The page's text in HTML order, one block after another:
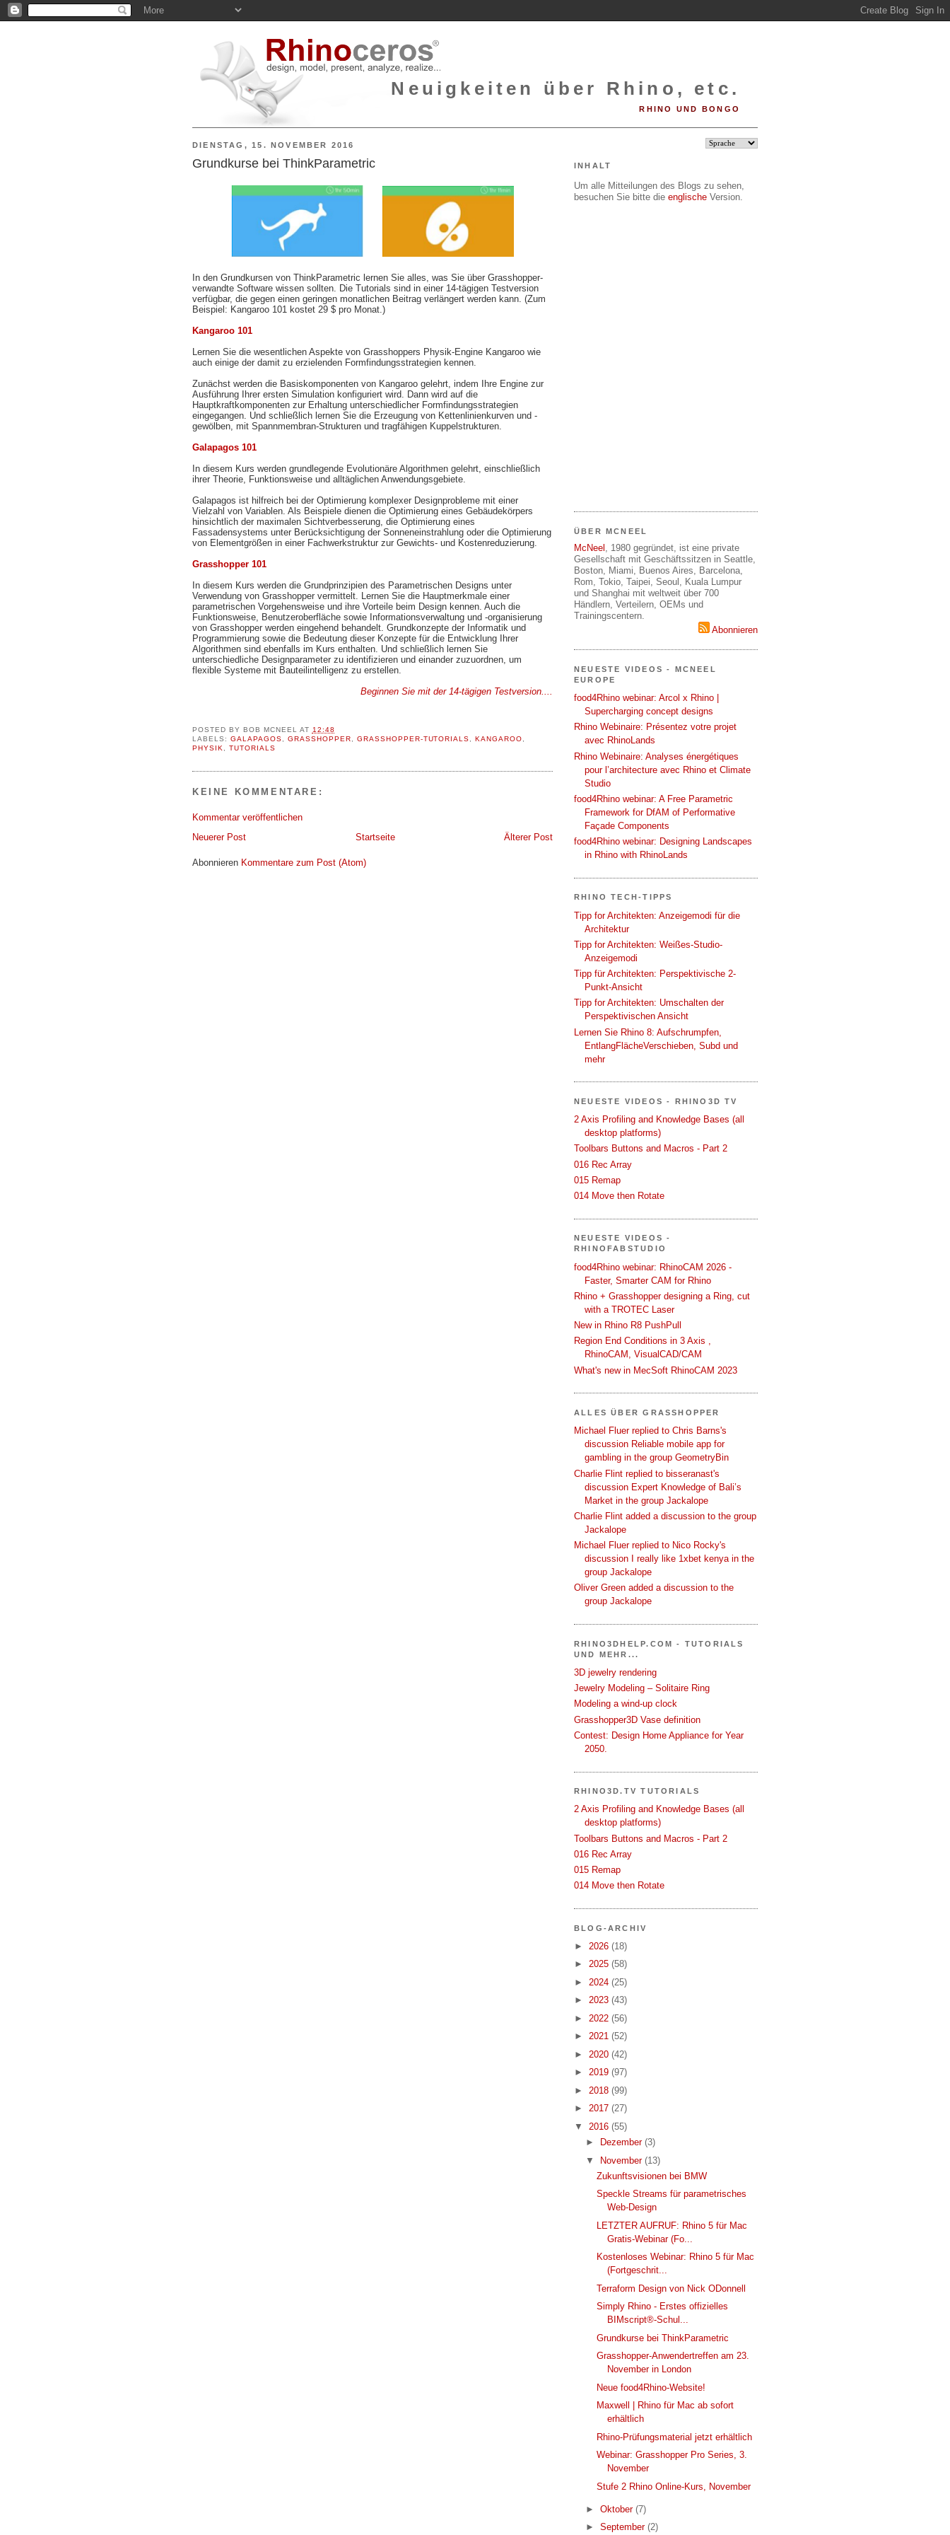
Neuigkeiten über Rhino, etc.
RHINO UND BONGO
DIENSTAG, 15. NOVEMBER 2016
Grundkurse bei ThinkParametric
In den Grundkursen von ThinkParametric lernen Sie alles, was Sie über Grasshopper-
verwandte Software wissen sollten. Die Tutorials sind in einer 14-tägigen Testversion
verfügbar, die gegen einen geringen monatlichen Beitrag verlängert werden kann. (Zum
Beispiel: Kangaroo 101 kostet 29 $ pro Monat.)
Kangaroo 101
Lernen Sie die wesentlichen Aspekte von Grasshoppers Physik-Engine Kangaroo wie
auch einige der damit zu erzielenden Formfindungsstrategien kennen.
Zunächst werden die Basiskomponenten von Kangaroo gelehrt, indem Ihre Engine zur
Ausführung Ihrer ersten Simulation konfiguriert wird. Dann wird auf die
Hauptkraftkomponenten zur Erhaltung unterschiedlicher Formfindungsstrategien
eingegangen. Und schließlich lernen Sie die Erzeugung von Kettenlinienkurven und -
gewölben, mit Spannmembran-Strukturen und tragfähigen Kuppelstrukturen.
Galapagos 101
In diesem Kurs werden grundlegende Evolutionäre Algorithmen gelehrt, einschließlich
ihrer Theorie, Funktionsweise und alltäglichen Anwendungsgebiete.
Galapagos ist hilfreich bei der Optimierung komplexer Designprobleme mit einer
Vielzahl von Variablen. Als Beispiele dienen die Optimierung eines Gebäudekörpers
hinsichtlich der maximalen Sichtverbesserung, die Optimierung eines
Fassadensystems unter Berücksichtigung der Sonneneinstrahlung oder die Optimierung
von Elementgrößen in einer Fachwerkstruktur zur Gewichts- und Kostenreduzierung.
Grasshopper 101
In diesem Kurs werden die Grundprinzipien des Parametrischen Designs unter
Verwendung von Grasshopper vermittelt. Lernen Sie die Hauptmerkmale einer
parametrischen Vorgehensweise und ihre Vorteile beim Design kennen. Auch die
Funktionsweise, Benutzeroberfläche sowie Informationsverwaltung und -organisierung
von Grasshopper werden eingehend behandelt. Grundkonzepte der Informatik und
Programmierung sowie die Bedeutung dieser Konzepte für die Entwicklung Ihrer
Algorithmen sind ebenfalls im Kurs enthalten. Und schließlich lernen Sie
unterschiedliche Designparameter zu identifizieren und einander zuzuordnen, um
flexible Systeme mit Bauteilintelligenz zu erstellen.
Beginnen Sie mit der 14-tägigen Testversion....
POSTED BY BOB MCNEEL AT 12:48
LABELS: GALAPAGOS GRASSHOPPER GRASSHOPPER-TUTORIALS ,KANGAROO
PHYSIK
TUTORIALS
KEINE KOMMENTARE:
Kommentar veröffentlichen
Neuerer Post
Älterer Post
Startseite
Abonnieren Kommentare zum Post (Atom)
INHALT
Um alle Mitteilungen des Blogs zu sehen,
besuchen Sie bitte die englische Version.
ÜBER MCNEEL
McNeel
, 1980 gegründet, ist eine private
Gesellschaft mit Geschäftssitzen in Seattle,
Boston, Miami, Buenos Aires, Barcelona,
Rom, Tokio, Taipei, Seoul, Kuala Lumpur
und Shanghai mit weltweit über 700
Händlern, Verteilern, OEMs und
Trainingscentern.
Abonnieren
NEUESTE VIDEOS - MCNEEL
EUROPE
food4Rhino webinar: Arcol x Rhino |
Supercharging concept designs
Rhino Webinaire: Présentez votre projet
avec RhinoLands
Rhino Webinaire: Analyses énergétiques
pour l’architecture avec Rhino et Climate
Studio
food4Rhino webinar: A Free Parametric
Framework for DfAM of Performative
Façade Components
food4Rhino webinar: Designing Landscapes
in Rhino with RhinoLands
RHINO TECH-TIPPS
Tipp for Architekten: Anzeigemodi für die
Architektur
Tipp for Architekten: Weißes-Studio-
Anzeigemodi
Tipp für Architekten: Perspektivische 2-
Punkt-Ansicht
Tipp for Architekten: Umschalten der
Perspektivischen Ansicht
Lernen Sie Rhino 8: Aufschrumpfen,
EntlangFlächeVerschieben, Subd und
mehr
NEUESTE VIDEOS - RHINO3D TV
2 Axis Profiling and Knowledge Bases (all
desktop platforms)
Toolbars Buttons and Macros - Part 2
016 Rec Array
015 Remap
014 Move then Rotate
NEUESTE VIDEOS -
RHINOFABSTUDIO
food4Rhino webinar: RhinoCAM 2026 -
Faster, Smarter CAM for Rhino
Rhino + Grasshopper designing a Ring, cut
with a TROTEC Laser
New in Rhino R8 PushPull
Region End Conditions in 3 Axis ,
RhinoCAM, VisualCAD/CAM
What's new in MecSoft RhinoCAM 2023
ALLES ÜBER GRASSHOPPER
Michael Fluer replied to Chris Barns's
discussion Reliable mobile app for
gambling in the group GeometryBin
Charlie Flint replied to bisseranast's
discussion Expert Knowledge of Bali’s
Market in the group Jackalope
Charlie Flint added a discussion to the group
Jackalope
Michael Fluer replied to Nico Rocky's
discussion I really like 1xbet kenya in the
group Jackalope
Oliver Green added a discussion to the
group Jackalope
RHINO3DHELP.COM - TUTORIALS
UND MEHR...
3D jewelry rendering
Jewelry Modeling – Solitaire Ring
Modeling a wind-up clock
Grasshopper3D Vase definition
Contest: Design Home Appliance for Year
2050.
RHINO3D.TV TUTORIALS
2 Axis Profiling and Knowledge Bases (all
desktop platforms)
Toolbars Buttons and Macros - Part 2
016 Rec Array
015 Remap
014 Move then Rotate
BLOG-ARCHIV
► 2026 (18)
► 2025 (58)
► 2024 (25)
► 2023 (43)
► 2022 (56)
► 2021 (52)
► 2020 (42)
► 2019 (97)
► 2018 (99)
► 2017 (27)
▼ 2016 (55)
►
Dezember (3)
▼ November (13)
Zukunftsvisionen bei BMW
Speckle Streams für parametrisches
Web-Design
LETZTER AUFRUF: Rhino 5 für Mac
Gratis-Webinar (Fo...
Kostenloses Webinar: Rhino 5 für Mac
(Fortgeschrit...
Terraform Design von Nick ODonnell
Simply Rhino - Erstes offizielles
BIMscript®-Schul...
Grundkurse bei ThinkParametric
Grasshopper-Anwendertreffen am 23.
November in London
Neue food4Rhino-Website!
Maxwell | Rhino für Mac ab sofort
erhältlich
Rhino-Prüfungsmaterial jetzt erhältlich
Webinar: Grasshopper Pro Series, 3.
November
Stufe 2 Rhino Online-Kurs, November
► Oktober (7)
► September (2)